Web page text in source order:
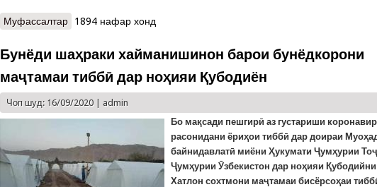
Муфассалтар о Covid-19 дар олам: Фаронса даҳҳо мактабро ба сабаби
1894 нафар хонд
Бунёди шаҳраки хайманишинон барои бунёдкорони
маҷтамаи тиббӣ дар ноҳияи Қубодиён
Чоп шуд: 16/09/2020 | admin
Бо мақсади пешгирӣ аз густариши
расонидани ёриҳои тиббӣ дар доираи
байнидавлатӣ миёни Ҳукумати Ҷумҳурии
Ҷумҳурии Ӯзбекистон дар ноҳияи
Хатлон сохтмони маҷтамаи бисёрсоҳаи